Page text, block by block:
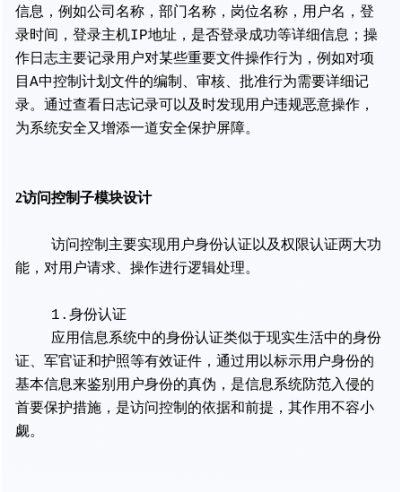
信息，例如公司名称，部门名称，岗位名称，用户名，登
录时间，登录主机IP地址，是否登录成功等详细信息；操
作日志主要记录用户对某些重要文件操作行为，例如对项
目A中控制计划文件的编制、审核、批准行为需要详细记
录。通过查看日志记录可以及时发现用户违规恶意操作，
为系统安全又增添一道安全保护屏障。
2访问控制子模块设计
访问控制主要实现用户身份认证以及权限认证两大功
能，对用户请求、操作进行逻辑处理。
1.身份认证
应用信息系统中的身份认证类似于现实生活中的身份
证、军官证和护照等有效证件，通过用以标示用户身份的
基本信息来鉴别用户身份的真伪，是信息系统防范入侵的
首要保护措施，是访问控制的依据和前提，其作用不容小
觑。